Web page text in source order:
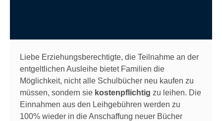
Liebe Erziehungsberechtigte, die Teilnahme an der
entgeltlichen Ausleihe bietet Familien die
Möglichkeit, nicht alle Schulbücher neu kaufen zu
müssen, sondern sie kostenpflichtig zu leihen. Die
Einnahmen aus den Leihgebühren werden zu
100% wieder in die Anschaffung neuer Bücher